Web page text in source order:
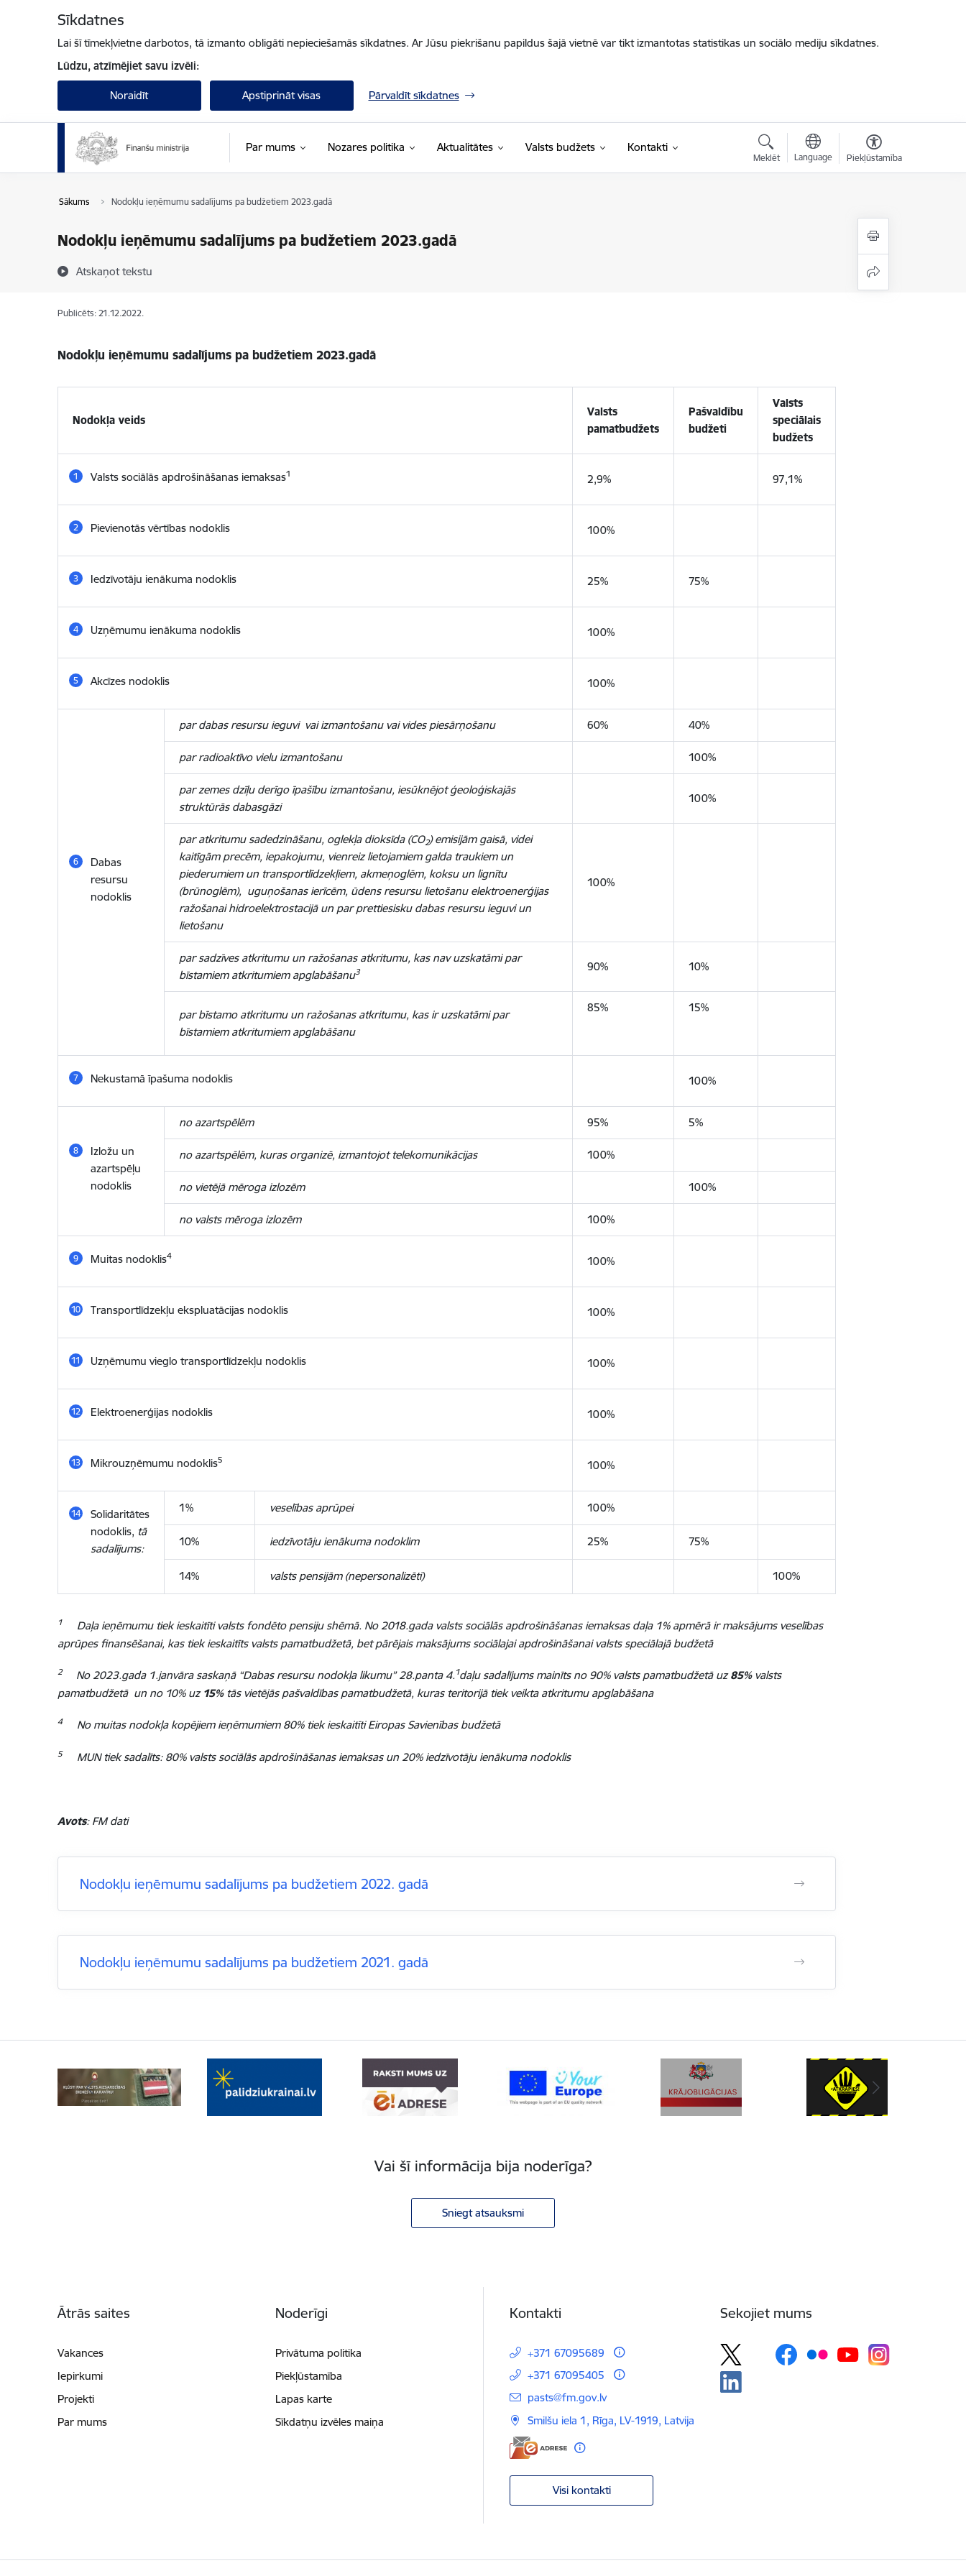
Sīkdatnes
Lai šī tīmekļvietne darbotos, tā izmanto obligāti nepieciešamās sīkdatnes. Ar Jūsu piekrišanu papildus šajā vietnē var tikt izmantotas statistikas un sociālo mediju sīkdatnes.
Lūdzu, atzīmējiet savu izvēli:
Noraidīt Apstiprināt visas Pārvaldīt sīkdatnes
Par mums Nozares politika Aktualitātes Valsts budžets Kontakti
Meklēt Language Piekļūstamība
Sākums Nodokļu ieņēmumu sadalījums pa budžetiem 2023.gadā
Nodokļu ieņēmumu sadalījums pa budžetiem 2023.gadā
Atskaņot tekstu
Publicēts: 21.12.2022.
Nodokļu ieņēmumu sadalījums pa budžetiem 2023.gadā
Nodokļa veids
Valsts
pamatbudžets
Pašvaldību
budžeti
Valsts
speciālais
budžets
Valsts sociālās apdrošināšanas iemaksas1 2,9% 97,1%
Pievienotās vērtības nodoklis 100%
Iedzīvotāju ienākuma nodoklis 25% 75%
Uzņēmumu ienākuma nodoklis 100%
Akcīzes nodoklis 100%
Dabas
resursu
nodoklis
par dabas resursu ieguvi vai izmantošanu vai vides piesārņošanu 60% 40%
par radioaktīvo vielu izmantošanu 100%
par zemes dzīļu derīgo īpašību izmantošanu, iesūknējot ģeoloģiskajās
struktūrās dabasgāzi
100%
par atkritumu sadedzināšanu, oglekļa dioksīda (CO2) emisijām gaisā, videi
kaitīgām precēm, iepakojumu, vienreiz lietojamiem galda traukiem un
piederumiem un transportlīdzekļiem, akmeņoglēm, koksu un lignītu
(brūnoglēm), uguņošanas ierīcēm, ūdens resursu lietošanu elektroenerģijas
ražošanai hidroelektrostacijā un par prettiesisku dabas resursu ieguvi un
lietošanu
100%
par sadzīves atkritumu un ražošanas atkritumu, kas nav uzskatāmi par
bīstamiem atkritumiem apglabāšanu3 90% 10%
par bīstamo atkritumu un ražošanas atkritumu, kas ir uzskatāmi par
bīstamiem atkritumiem apglabāšanu
85% 15%
Nekustamā īpašuma nodoklis 100%
Izložu un
azartspēļu
nodoklis
no azartspēlēm 95% 5%
no azartspēlēm, kuras organizē, izmantojot telekomunikācijas 100%
no vietējā mēroga izlozēm 100%
no valsts mēroga izlozēm 100%
Muitas nodoklis4 100%
Transportlīdzekļu ekspluatācijas nodoklis 100%
Uzņēmumu vieglo transportlīdzekļu nodoklis 100%
Elektroenerģijas nodoklis 100%
Mikrouzņēmumu nodoklis5 100%
Solidaritātes
nodoklis, tā
sadalījums:
1% veselības aprūpei 100%
10% iedzīvotāju ienākuma nodoklim 25% 75%
14% valsts pensijām (nepersonalizēti) 100%
1 Daļa ieņēmumu tiek ieskaitīti valsts fondēto pensiju shēmā. No 2018.gada valsts sociālās apdrošināšanas iemaksas daļa 1% apmērā ir maksājums veselības
aprūpes finansēšanai, kas tiek ieskaitīts valsts pamatbudžetā, bet pārējais maksājums sociālajai apdrošināšanai valsts speciālajā budžetā
2 No 2023.gada 1.janvāra saskaņā “Dabas resursu nodokļa likumu” 28.panta 4. 1daļu sadalījums mainīts no 90% valsts pamatbudžetā uz85%valsts
pamatbudžetā un no 10% uz 15%tās vietējās pašvaldības pamatbudžetā, kuras teritorijā tiek veikta atkritumu apglabāšana
4 No muitas nodokļa kopējiem ieņēmumiem 80% tiek ieskaitīti Eiropas Savienības budžetā
5 MUN tiek sadalīts: 80% valsts sociālās apdrošināšanas iemaksas un 20% iedzīvotāju ienākuma nodoklis
Avots: FM dati
Nodokļu ieņēmumu sadalījums pa budžetiem 2022. gadā
Nodokļu ieņēmumu sadalījums pa budžetiem 2021. gadā
Vai šī informācija bija noderīga?
Sniegt atsauksmi
Ātrās saites
Vakances
Iepirkumi
Projekti
Par mums
Noderīgi
Privātuma politika
Piekļūstamība
Lapas karte
Sīkdatņu izvēles maiņa
Kontakti
+371 67095689
+371 67095405
E-pasts:
pasts@fm.gov.lv
Smilšu iela 1, Rīga, LV-1919, Latvija
Visi kontakti
Sekojiet mums